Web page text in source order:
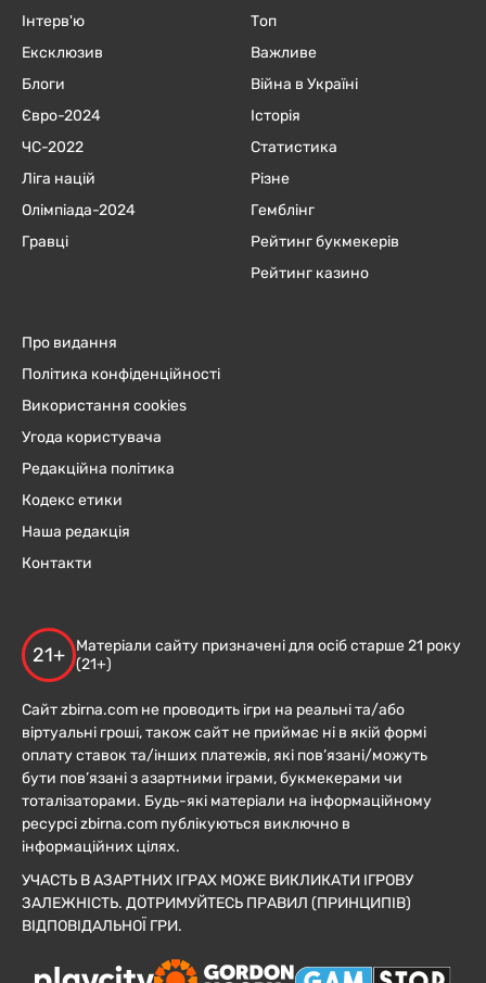
Інтерв'ю
Ексклюзив
Блоги
Євро-2024
ЧC-2022
Ліга націй
Олімпіада-2024
Гравці
Топ
Важливе
Війна в Україні
Історія
Статистика
Різне
Гемблінг
Рейтинг букмекерів
Рейтинг казино
Про видання
Політика конфіденційності
Використання cookies
Угода користувача
Редакційна політика
Кодекс етики
Наша редакція
Контакти
21+
Матеріали сайту призначені для осіб старше 21 року
(21+)
Сайт zbirna.com не проводить ігри на реальні та/або
віртуальні гроші, також сайт не приймає ні в якій формі
оплату ставок та/інших платежів, які пов’язані/можуть
бути пов’язані з азартними іграми, букмекерами чи
тоталізаторами. Будь-які матеріали на інформаційному
ресурсі zbirna.com публікуються виключно в
інформаційних цілях.
УЧАСТЬ В АЗАРТНИХ ІГРАХ МОЖЕ ВИКЛИКАТИ ІГРОВУ
ЗАЛЕЖНІСТЬ. ДОТРИМУЙТЕСЬ ПРАВИЛ (ПРИНЦИПІВ)
ВІДПОВІДАЛЬНОЇ ГРИ.